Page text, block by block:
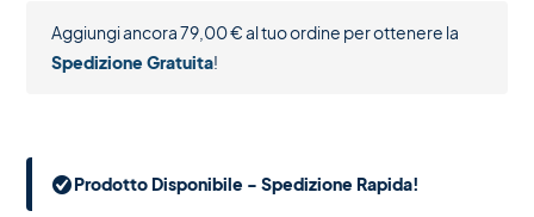
Aggiungi ancora79,00€al tuo ordine per ottenere la
Spedizione Gratuita!
Prodotto Disponibile - Spedizione Rapida!